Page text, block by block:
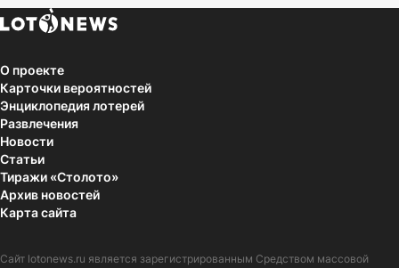
О проекте
Карточки вероятностей
Энциклопедия лотерей
Развлечения
Новости
Статьи
Тиражи «Столото»
Архив новостей
Карта сайта
Сайт lotonews.ru является зарегистрированным Средством массовой